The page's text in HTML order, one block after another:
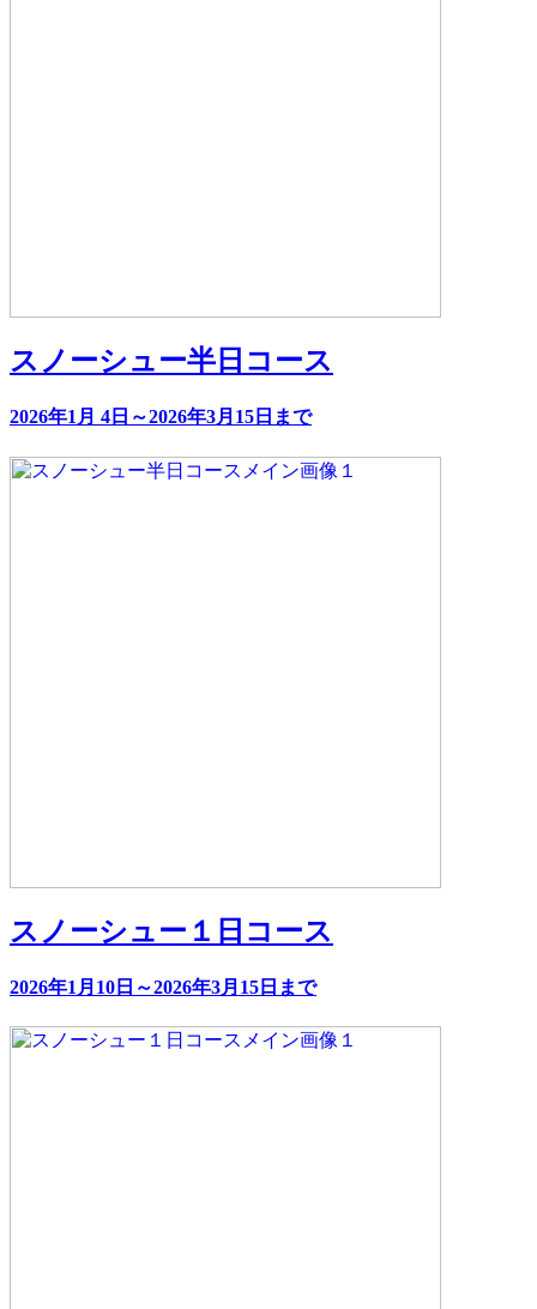
スノーシュー半日コース
2026年1月 4日～2026年3月15日まで
スノーシュー１日コース
2026年1月10日～2026年3月15日まで